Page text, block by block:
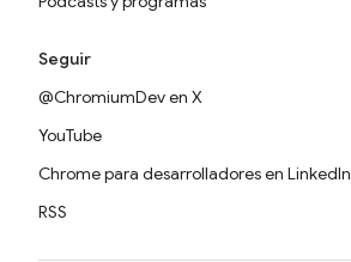
Seguir
@ChromiumDev en X
YouTube
Chrome para desarrolladores en LinkedIn
RSS